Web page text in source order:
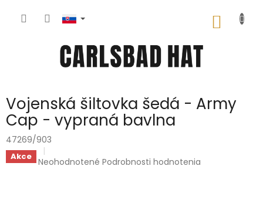
Vojenská šiltovka šedá - Army
Cap - vypraná bavlna
47269/903
Akce Priemerné
Neohodnotené Podrobnosti hodnotenia